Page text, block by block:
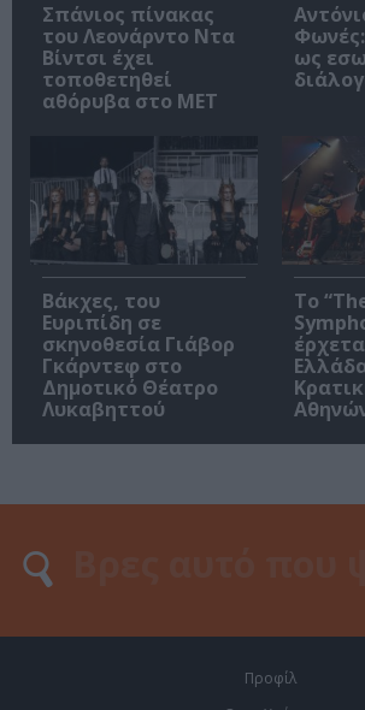
Σπάνιος πίνακας
του Λεονάρντο Ντα
Βίντσι έχει
τοποθετηθεί
αθόρυβα στο MET
ως
Βάκχες, του
Ευριπίδη σε
σκηνοθεσία Γιάβορ
Γκάρντεφ στο
Δημοτικό Θέατρο
Λυκαβηττού
Το
Προφίλ